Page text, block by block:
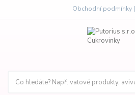
Obchodní podmínky |